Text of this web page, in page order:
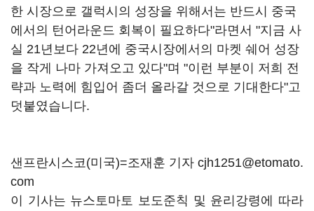
한 시장으로 갤럭시의 성장을 위해서는 반드시 중국
에서의 턴어라운드 회복이 필요하다"라면서 "지금 사
실 21년보다 22년에 중국시장에서의 마켓 쉐어 성장
을 작게 나마 가져오고 있다"며 "이런 부분이 저희 전
략과 노력에 힘입어 좀더 올라갈 것으로 기대한다"고
덧붙였습니다.
샌프란시스코(미국)=조재훈 기자 cjh1251@etomato.
com
이 기사는 뉴스토마토 보도준칙 및 윤리강령에 따라